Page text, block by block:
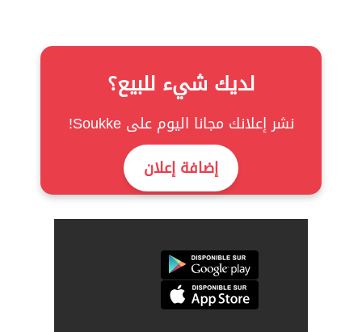
لديك شيء للبيع؟
نشر إعلانك مجانا اليوم على Soukke!
إضافة إعلان